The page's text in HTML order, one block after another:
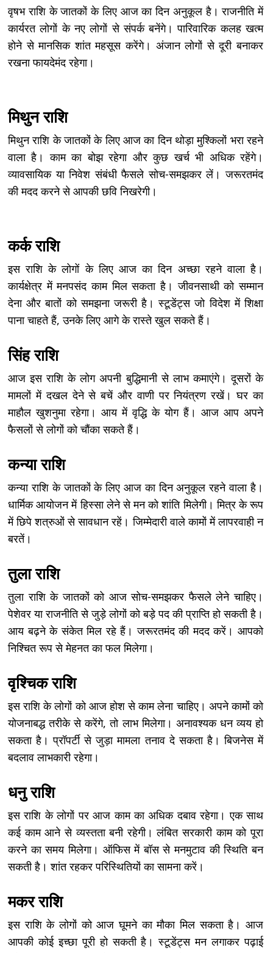
वृषभ राशि के जातकों के लिए आज का दिन अनुकूल है। राजनीति में
कार्यरत लोगों के नए लोगों से संपर्क बनेंगे। पारिवारिक कलह खत्म
होने से मानसिक शांत महसूस करेंगे। अंजान लोगों से दूरी बनाकर
रखना फायदेमंद रहेगा।
मिथुन राशि
मिथुन राशि के जातकों के लिए आज का दिन थोड़ा मुश्किलों भरा रहने
वाला है। काम का बोझ रहेगा और कुछ खर्च भी अधिक रहेंगे।
व्यावसायिक या निवेश संबंधी फैसले सोच-समझकर लें। जरूरतमंद
की मदद करने से आपकी छवि निखरेगी।
कर्क राशि
इस राशि के लोगों के लिए आज का दिन अच्छा रहने वाला है।
कार्यक्षेत्र में मनपसंद काम मिल सकता है। जीवनसाथी को सम्मान
देना और बातों को समझना जरूरी है। स्टूडेंट्स जो विदेश में शिक्षा
पाना चाहते हैं, उनके लिए आगे के रास्ते खुल सकते हैं।
सिंह राशि
आज इस राशि के लोग अपनी बुद्धिमानी से लाभ कमाएंगे। दूसरों के
मामलों में दखल देने से बचें और वाणी पर नियंत्रण रखें। घर का
माहौल खुशनुमा रहेगा। आय में वृद्धि के योग हैं। आज आप अपने
फैसलों से लोगों को चौंका सकते हैं।
कन्या राशि
कन्या राशि के जातकों के लिए आज का दिन अनुकूल रहने वाला है।
धार्मिक आयोजन में हिस्सा लेने से मन को शांति मिलेगी। मित्र के रूप
में छिपे शत्रुओं से सावधान रहें। जिम्मेदारी वाले कामों में लापरवाही न
बरतें।
तुला राशि
तुला राशि के जातकों को आज सोच-समझकर फैसले लेने चाहिए।
पेशेवर या राजनीति से जुड़े लोगों को बड़े पद की प्राप्ति हो सकती है।
आय बढ़ने के संकेत मिल रहे हैं। जरूरतमंद की मदद करें। आपको
निश्चित रूप से मेहनत का फल मिलेगा।
वृश्चिक राशि
इस राशि के लोगों को आज होश से काम लेना चाहिए। अपने कामों को
योजनाबद्ध तरीके से करेंगे, तो लाभ मिलेगा। अनावश्यक धन व्यय हो
सकता है। प्रॉपर्टी से जुड़ा मामला तनाव दे सकता है। बिजनेस में
बदलाव लाभकारी रहेगा।
धनु राशि
इस राशि के लोगों पर आज काम का अधिक दबाव रहेगा। एक साथ
कई काम आने से व्यस्तता बनी रहेगी। लंबित सरकारी काम को पूरा
करने का समय मिलेगा। ऑफिस में बॉस से मनमुटाव की स्थिति बन
सकती है। शांत रहकर परिस्थितियों का सामना करें।
मकर राशि
इस राशि के लोगों को आज घूमने का मौका मिल सकता है। आज
आपकी कोई इच्छा पूरी हो सकती है। स्टूडेंट्स मन लगाकर पढ़ाई